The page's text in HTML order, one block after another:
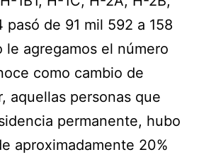
de 91 mil 592 a 158
le agregamos el número
como cambio de
aquellas personas que
permanente, hubo
aproximadamente 20%